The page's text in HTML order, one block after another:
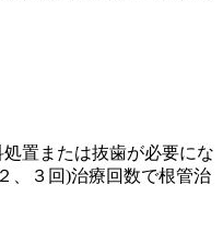
置または抜歯が必要にな
、３回)治療回数で根管治